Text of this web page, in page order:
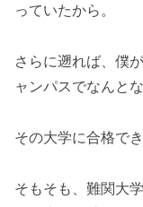
っていたから。
さらに遡れば、僕
ャンパスでなんと
その大学に合格で
そもそも、難関大